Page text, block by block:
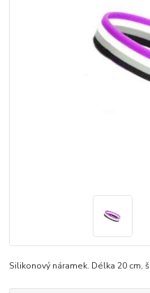
Silikonový náramek. Délka 20 cm,